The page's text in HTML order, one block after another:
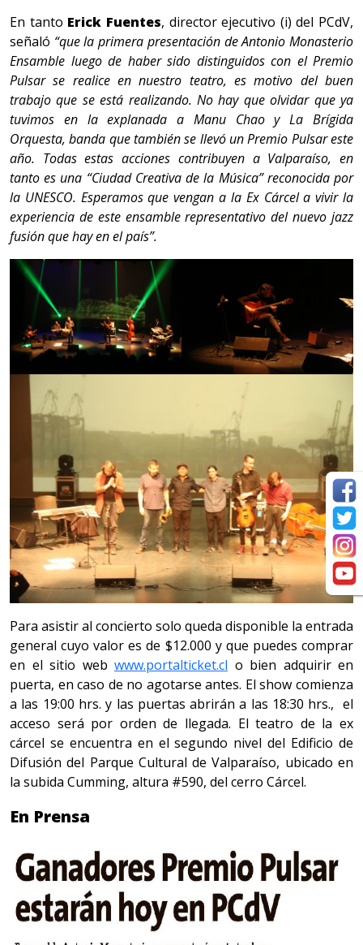
En tanto Erick Fuentes, director ejecutivo (i) del PCdV,
señaló “que la primera presentación de Antonio Monasterio
Ensamble luego de haber sido distinguidos con el Premio
Pulsar se realice en nuestro teatro, es motivo del buen
trabajo que se está realizando. No hay que olvidar que ya
tuvimos en la explanada a Manu Chao y La Brígida
Orquesta, banda que también se llevó un Premio Pulsar este
año. Todas estas acciones contribuyen a Valparaíso, en
tanto es una “Ciudad Creativa de la Música” reconocida por
la UNESCO. Esperamos que vengan a la Ex Cárcel a vivir la
experiencia de este ensamble representativo del nuevo jazz
fusión que hay en el país”.
Para asistir al concierto solo queda disponible la entrada
general cuyo valor es de $12.000 y que puedes comprar
en el sitio web www.portalticket.cl o bien adquirir en
puerta, en caso de no agotarse antes. El show comienza
a las 19:00 hrs. y las puertas abrirán a las 18:30 hrs., el
acceso será por orden de llegada. El teatro de la ex
cárcel se encuentra en el segundo nivel del Edificio de
Difusión del Parque Cultural de Valparaíso, ubicado en
la subida Cumming, altura #590, del cerro Cárcel.
En Prensa